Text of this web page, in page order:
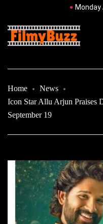
Home
News
Icon Star Allu Arjun Praises
September 19